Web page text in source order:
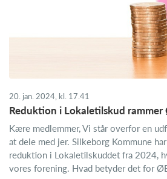
20. jan. 2024, kl. 17.41
Reduktion i Lokaletilskud rammer
Kære medlemmer, Vi står overfor en
at dele med jer. Silkeborg Kommune
reduktion i Lokaletilskuddet fra 2024,
vores forening. Hvad betyder det for